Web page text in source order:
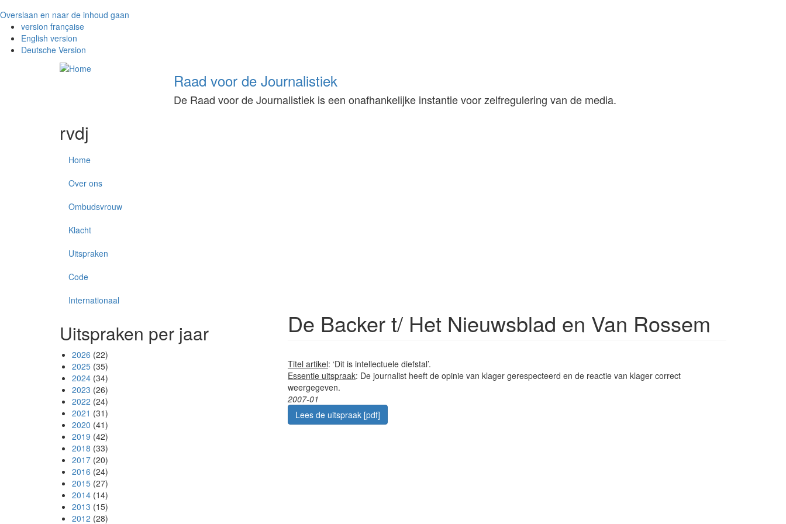
Overslaan en naar de inhoud gaan
version française
English version
Deutsche Version
Raad voor de Journalistiek
De Raad voor de Journalistiek is een onafhankelijke instantie voor zelfregulering van de media.
rvdj
Home
Over ons
Ombudsvrouw
Klacht
Uitspraken
Code
Internationaal
Uitspraken per jaar
2026 (22)
2025 (35)
2024 (34)
2023 (26)
2022 (24)
2021 (31)
2020 (41)
2019 (42)
2018 (33)
2017 (20)
2016 (24)
2015 (27)
2014 (14)
2013 (15)
2012 (28)
De Backer t/ Het Nieuwsblad en Van Rossem
Titel artikel: ‘Dit is intellectuele diefstal’.
Essentie uitspraak: De journalist heeft de opinie van klager gerespecteerd en de reactie van klager correct
weergegeven.
2007-01
Lees de uitspraak [pdf]